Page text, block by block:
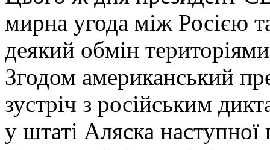
мирна угода між Росією
деякий обмін
Згодом американський
зустріч з російським
у штаті Аляска наступної